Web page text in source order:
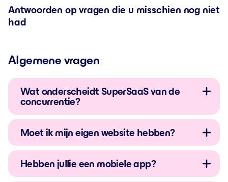
Antwoorden op vragen die u misschien nog niet
had
Algemene vragen
Wat onderscheidt SuperSaaS van de
concurrentie?
Moet ik mijn eigen website hebben?
Hebben jullie een mobiele app?